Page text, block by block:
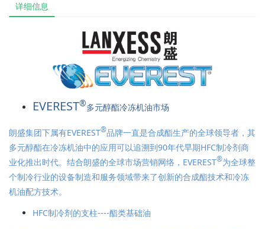
详细信息
EVEREST®多元醇酯冷冻机油市场
朗盛集团下属有EVEREST®品牌一直是合成酯生产的全球领导者，其
多元醇酯在冷冻机油中的应用可以追溯到90年代早期HFC制冷剂商
业化推出时代。结合朗盛的全球市场营销网络，EVEREST®为全球整
个制冷行业的设备制造和服务领域带来了创新的合成酯技术和冷冻
机油配方技术。
HFC制冷剂的支柱----酯类基础油